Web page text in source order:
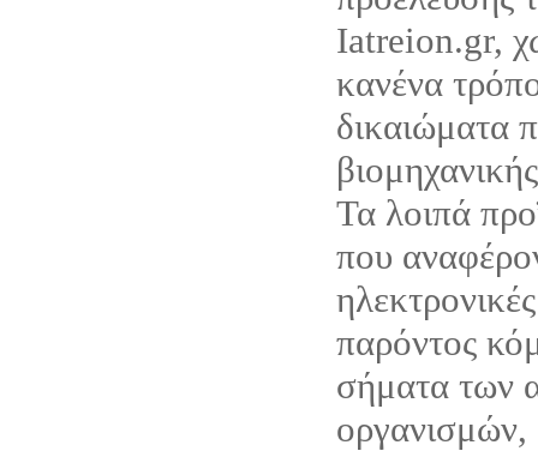
Iatreion.gr,
κανένα
δικαιώματα
Τα λοιπά
που
παρόντος
σήματα των
οργανισμών,